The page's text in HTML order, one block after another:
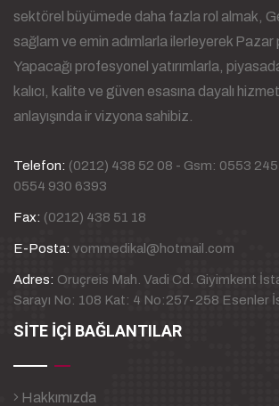
sektörel büyümede daha fazla rol almak,
sağlam ve emin adımlarla ilerleyerek Pazar
Yapacağı profesyonel yatırımlarla,
kalıcı, kalite ve güven esasına dayalı
anlayışında ir vizyona sahibiz.
Telefon: (0212) 438 52 08 - Gsm: 0553
0554 930 6393
Fax: (0212) 438 51 18
E-Posta: vommedikal@hotmail.com
Adres: Oruçreis Mah. Vadi Cd. Giyimkent
Sarayı No: 108 Kat: 4 No:257-258 Esenler
SİTE İÇİ BAĞLANTILAR
Hakkımızda